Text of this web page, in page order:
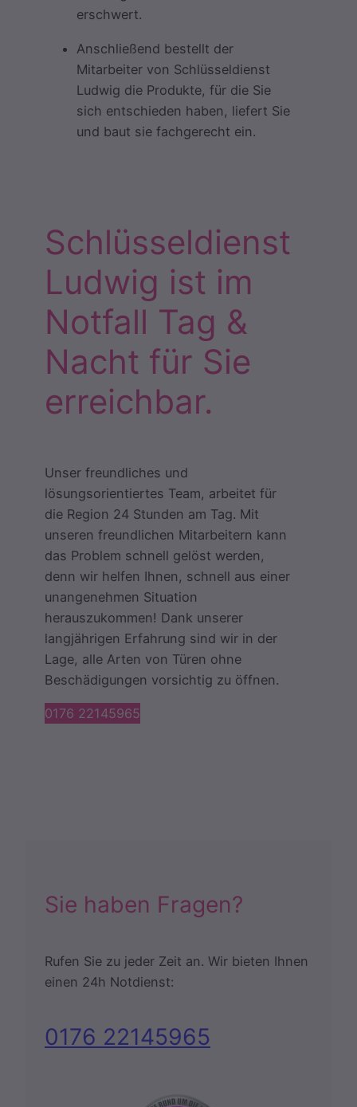
erschwert.
Anschließend bestellt der
Mitarbeiter von Schlüsseldienst
Ludwig die Produkte, für die Sie
sich entschieden haben, liefert Sie
und baut sie fachgerecht ein.
Schlüsseldienst
Ludwig ist im
Notfall Tag &
Nacht für Sie
erreichbar.
Unser freundliches und
lösungsorientiertes Team, arbeitet für
die Region 24 Stunden am Tag. Mit
unseren freundlichen Mitarbeitern kann
das Problem schnell gelöst werden,
denn wir helfen Ihnen, schnell aus einer
unangenehmen Situation
herauszukommen! Dank unserer
langjährigen Erfahrung sind wir in der
Lage, alle Arten von Türen ohne
Beschädigungen vorsichtig zu öffnen.
0176 22145965
Sie haben Fragen?
Rufen Sie zu jeder Zeit an. Wir bieten Ihnen
einen 24h Notdienst:
0176 22145965